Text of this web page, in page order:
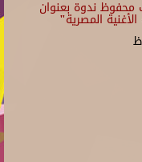
محفوظ ندوة بعنوان
المصرية"